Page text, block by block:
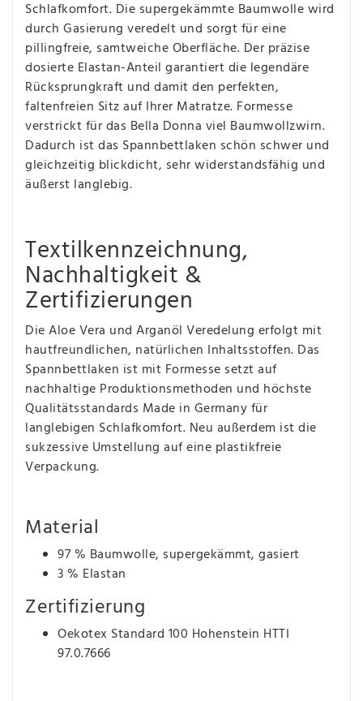
Schlafkomfort. Die supergekämmte Baumwolle wird
durch Gasierung veredelt und sorgt für eine
pillingfreie, samtweiche Oberfläche. Der präzise
dosierte Elastan-Anteil garantiert die legendäre
Rücksprungkraft und damit den perfekten,
faltenfreien Sitz auf Ihrer Matratze. Formesse
verstrickt für das Bella Donna viel Baumwollzwirn.
Dadurch ist das Spannbettlaken schön schwer und
gleichzeitig blickdicht, sehr widerstandsfähig und
äußerst langlebig.
Textilkennzeichnung,
Nachhaltigkeit &
Zertifizierungen
Die Aloe Vera und Arganöl Veredelung erfolgt mit
hautfreundlichen, natürlichen Inhaltsstoffen. Das
Spannbettlaken ist mit Formesse setzt auf
nachhaltige Produktionsmethoden und höchste
Qualitätsstandards Made in Germany für
langlebigen Schlafkomfort. Neu außerdem ist die
sukzessive Umstellung auf eine plastikfreie
Verpackung.
Material
97 % Baumwolle, supergekämmt, gasiert
3 % Elastan
Zertifizierung
Oekotex Standard 100 Hohenstein HTTI
97.0.7666